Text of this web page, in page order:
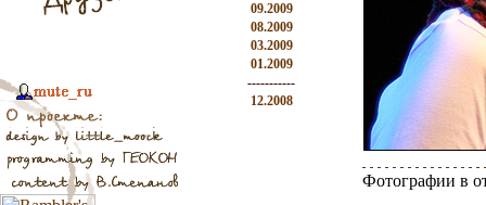
09.2009
08.2009
03.2009
01.2009
-----------
12.2008
Фотографии в